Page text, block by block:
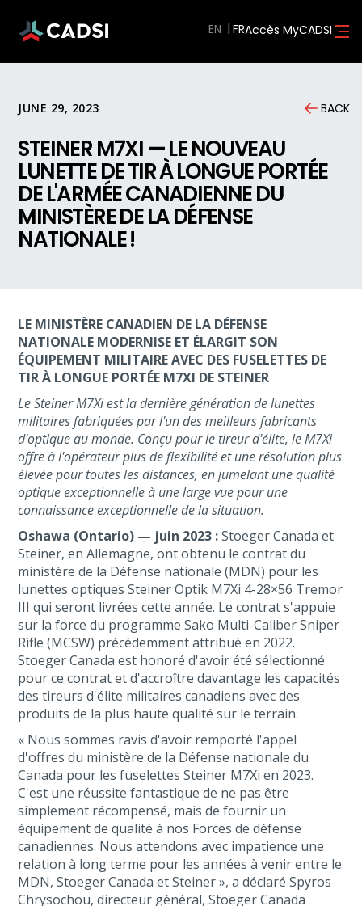
EN Accès MyCADSI
JUNE 29, 2023 BACK
STEINER M7XI — LE NOUVEAU
LUNETTE DE TIR À LONGUE PORTÉE
DE L'ARMÉE CANADIENNE DU
MINISTÈRE DE LA DÉFENSE
NATIONALE !
LE MINISTÈRE CANADIEN DE LA DÉFENSE
NATIONALE MODERNISE ET ÉLARGIT SON
ÉQUIPEMENT MILITAIRE AVEC DES FUSELETTES DE
TIR À LONGUE PORTÉE M7XI DE STEINER
Le Steiner M7Xi est la dernière génération de lunettes
militaires fabriquées par l'un des meilleurs fabricants
d'optique au monde. Conçu pour le tireur d'élite, le M7Xi
offre à l'opérateur plus de flexibilité et une résolution plus
élevée pour toutes les distances, en jumelant une qualité
optique exceptionnelle à une large vue pour une
connaissance exceptionnelle de la situation.
Oshawa (Ontario) — juin 2023 :Stoeger Canada et
Steiner, en Allemagne, ont obtenu le contrat du
ministère de la Défense nationale (MDN) pour les
lunettes optiques Steiner Optik M7Xi 4-28×56 Tremor
III qui seront livrées cette année. Le contrat s'appuie
sur la force du programme Sako Multi-Caliber Sniper
Rifle (MCSW) précédemment attribué en 2022.
Stoeger Canada est honoré d'avoir été sélectionné
pour ce contrat et d'accroître davantage les capacités
des tireurs d'élite militaires canadiens avec des
produits de la plus haute qualité sur le terrain.
« Nous sommes ravis d'avoir remporté l'appel
d'offres du ministère de la Défense nationale du
Canada pour les fuselettes Steiner M7Xi en 2023.
C'est une réussite fantastique de ne pas être
simplement récompensé, mais de fournir un
équipement de qualité à nos Forces de défense
canadiennes. Nous attendons avec impatience une
relation à long terme pour les années à venir entre le
MDN, Stoeger Canada et Steiner », a déclaré Spyros
Chrysochou, directeur général, Stoeger Canada